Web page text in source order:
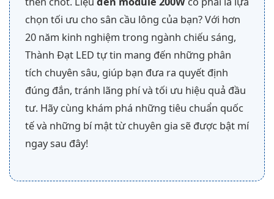
chọn tối ưu cho sân cầu lông của bạn? Với hơn
20 năm kinh nghiệm trong ngành chiếu sáng,
Thành Đạt LED tự tin mang đến những phân
tích chuyên sâu, giúp bạn đưa ra quyết định
đúng đắn, tránh lãng phí và tối ưu hiệu quả đầu
tư. Hãy cùng khám phá những tiêu chuẩn quốc
tế và những bí mật từ chuyên gia sẽ được bật mí
ngay sau đây!